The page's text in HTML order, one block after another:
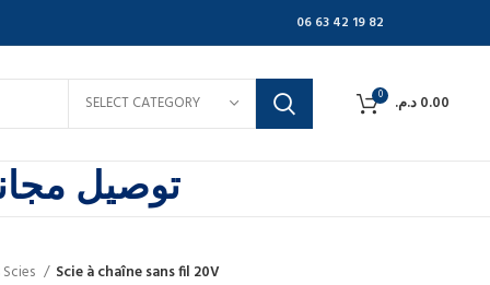
06 63 42 19 82
SELECT CATEGORY 0 0.00د.م.
توصيل
Scies Scie à chaîne sans fil 20V